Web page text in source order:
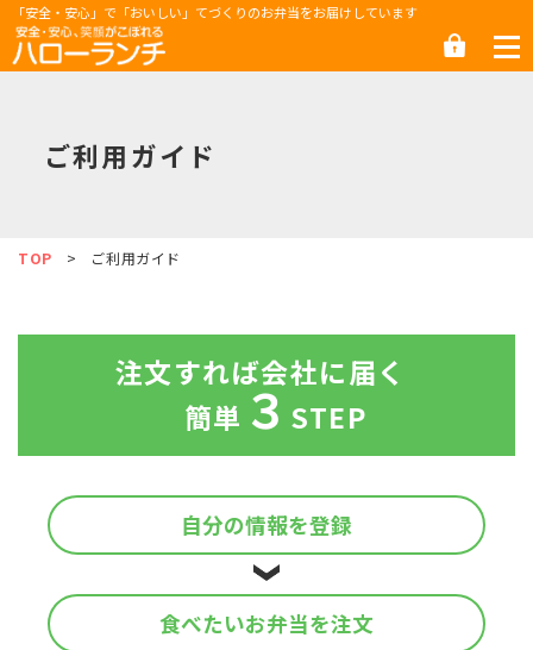
「安全・安心」で「おいしい」てづくりのお弁当をお届けしています
ハローランチ武蔵村
ロ
グ
イ
ご利用ガイド
TOP ご利用ガイド
注文すれば会社に届く
簡単 ３STEP
自分の情報を登録
食べたいお弁当を注文